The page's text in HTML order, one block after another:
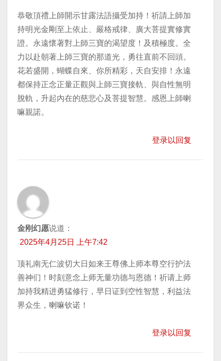
恭敬頂禮上師開示甘露法語攝受加持！祈請上師加
持明光金剛至上依止、嚴格戒律、廣大菩提實修實
證。永遠懷著對上師三寶的渴望度！及積極度。全
力以赴朝著上師三寶的那道光，勇往直前不回頭。
花若盛開，蝴蝶自來、你所精彩，天自安排！永遠
都保持正念正量正觀與上師三寶接軌、與自性無明
脫軌，升起內在的慈悲心及菩提智慧。感恩上師喇
嘛親諾。
登录以回复
金刚幻愿说道：
2025年4月25日 上午7:42
顶礼南无仁波切大日如来王尊佛上师本尊空行护法
善神们！时刻意念上师无量功德与恩德！祈请上师
加持我精进勇猛修行，早日证到空性智慧，利益法
界众生，喇嘛钦诺！
登录以回复